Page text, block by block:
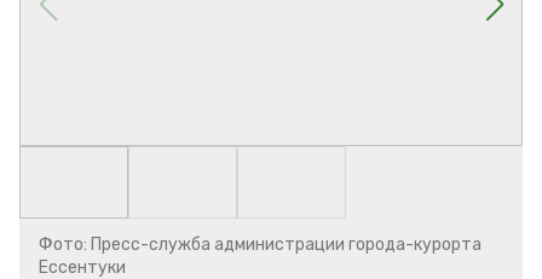
Фото: Пресс-служба администрации города-курорта
Ессентуки